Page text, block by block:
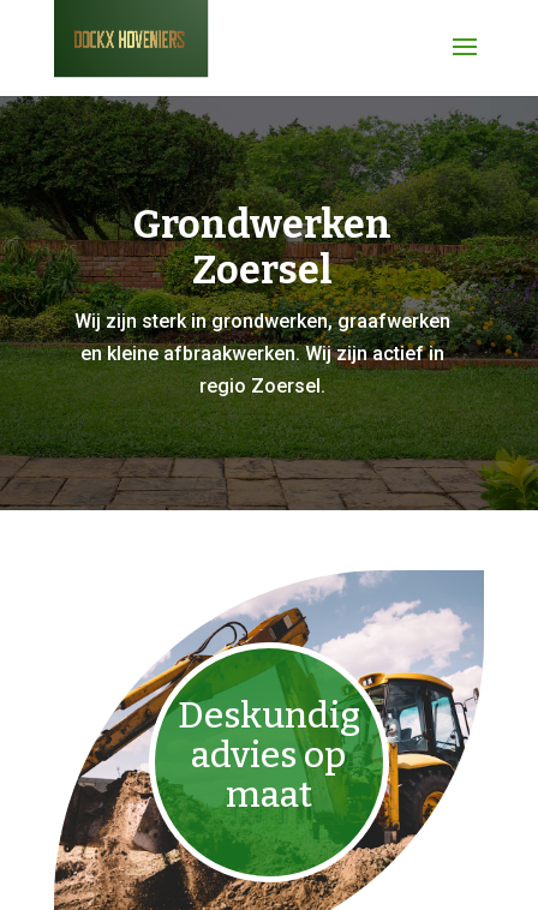
Grondwerken
Zoersel
Wij zijn sterk in grondwerken, graafwerken
en kleine afbraakwerken. Wij zijn actief in
regio Zoersel.
Deskundig
advies op
maat